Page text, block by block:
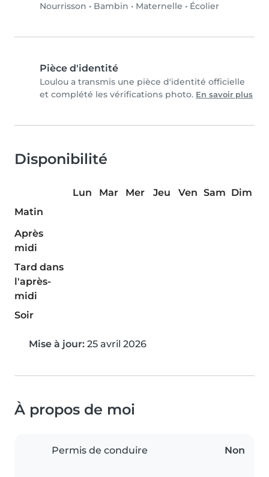
Nourrisson • Bambin • Maternelle • Écolier
Pièce d'identité
Loulou a transmis une pièce d'identité officielle
et complété les vérifications photo. En savoir plus
Disponibilité
Lun Mar Mer Jeu Ven Sam Dim
Matin
Après
midi
Tard dans
l'après-
midi
Soir
Mise à jour: 25 avril 2026
À propos de moi
Permis de conduire Non